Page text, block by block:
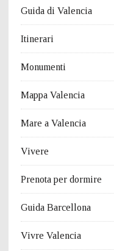
Guida di Valencia
Itinerari
Monumenti
Mappa Valencia
Mare a Valencia
Vivere
Prenota per dormire
Guida Barcellona
Vivre Valencia